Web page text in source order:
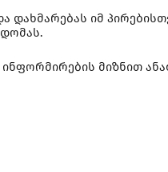
დახმარებას იმ
მიზნით